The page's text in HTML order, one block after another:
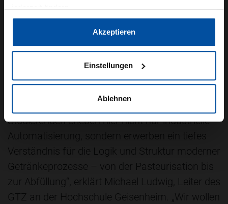
jederzeit ändern.
Datenschutzerklärung|Impressum
Akzeptieren
Einstellungen
Ablehnen
Die besondere Verschaltungsmatrix erlaubt es,
Prozessabschnitte gezielt zu- oder
abzuschalten. So lassen sich komplette
analysieren. Dieser Ansatz geht weit über die
klassische Schulungstechnik hinaus. „Unsere
Studierenden erleben hier nicht nur industrielle
Automatisierung, sondern erwerben ein tiefes
Verständnis für die Logik und Struktur moderner
Getränkeprozesse – von der Pasteurisation bis
zur Abfüllung“, erklärt Michael Ludwig, Leiter des
GTZ an der Hochschule Geisenheim. „Wir wollen